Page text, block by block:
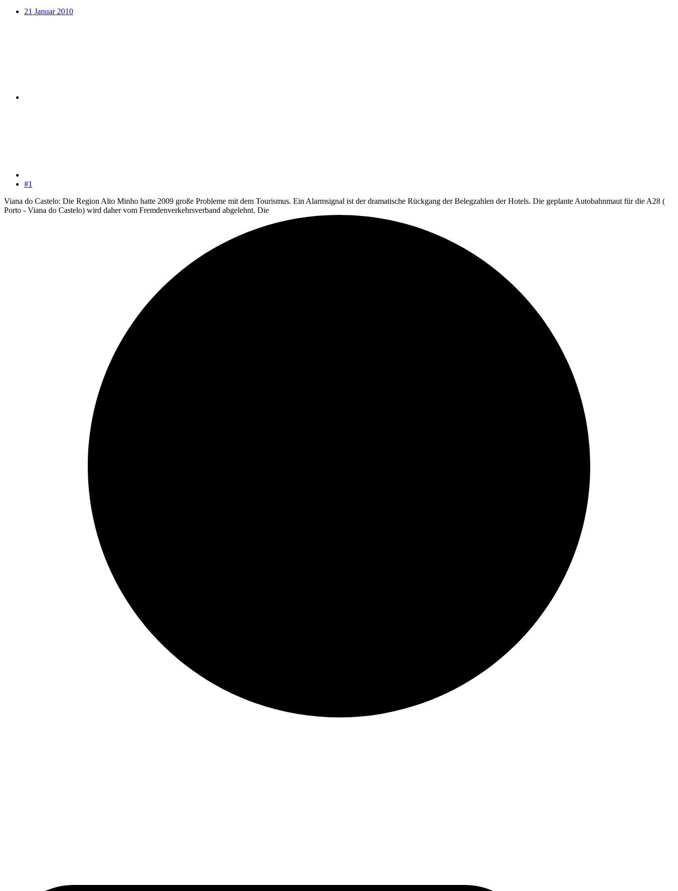
21 Januar 2010
#1
Viana do Castelo: Die Region Alto Minho hatte 2009 große Probleme mit dem Tourismus. Ein Alarmsignal ist der dramatische Rückgang der Belegzahlen der Hotels. Die geplante Autobahnmaut für die A28 (
Porto - Viana do Castelo) wird daher vom Fremdenverkehrsverband abgelehnt. Die